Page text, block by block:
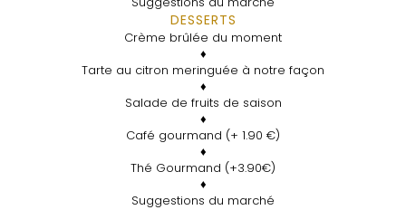
DESSERTS
Crème brûlée du moment
♦
Tarte au citron meringuée à notre façon
♦
Salade de fruits de saison
♦
Café gourmand (+ 1.90 €)
♦
Thé Gourmand (+3.90€)
♦
Suggestions du marché